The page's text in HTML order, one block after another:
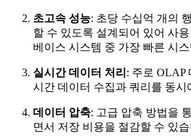
초고속 성능: 초당 수십억 개의
할 수 있도록 설계되어 있어 사
베이스 시스템 중 가장 빠른 시
실시간 데이터 처리 : 주로 OLAP
시간 데이터 수집과 쿼리를 동시
데이터 압축: 고급 압축 방법을
면서 저장 비용을 절감할 수 있